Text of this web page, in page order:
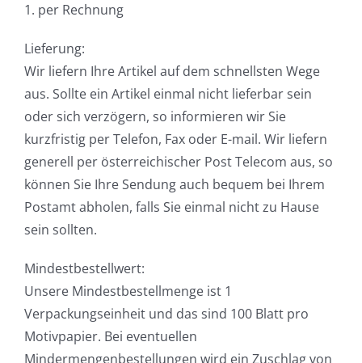
1. per Rechnung
Lieferung:
Wir liefern Ihre Artikel auf dem schnellsten Wege
aus. Sollte ein Artikel einmal nicht lieferbar sein
oder sich verzögern, so informieren wir Sie
kurzfristig per Telefon, Fax oder E-mail. Wir liefern
generell per österreichischer Post Telecom aus, so
können Sie Ihre Sendung auch bequem bei Ihrem
Postamt abholen, falls Sie einmal nicht zu Hause
sein sollten.
Mindestbestellwert:
Unsere Mindestbestellmenge ist 1
Verpackungseinheit und das sind 100 Blatt pro
Motivpapier. Bei eventuellen
Mindermengenbestellungen wird ein Zuschlag von